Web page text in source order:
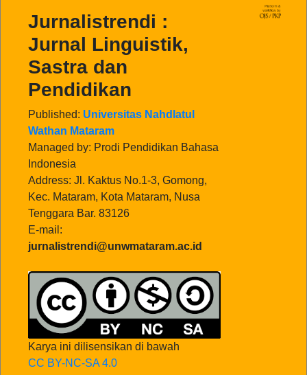
Jurnalistrendi :
Jurnal Linguistik,
Sastra dan
Pendidikan
Published: Universitas Nahdlatul
Wathan Mataram
Managed by: Prodi Pendidikan Bahasa
Indonesia
Address: Jl. Kaktus No.1-3, Gomong,
Kec. Mataram, Kota Mataram, Nusa
Tenggara Bar. 83126
E-mail:
jurnalistrendi@unwmataram.ac.id
Karya ini dilisensikan di bawah
CC BY-NC-SA 4.0